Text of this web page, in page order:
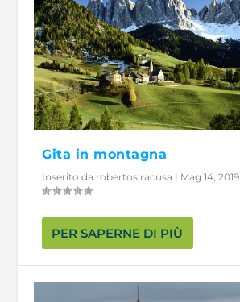
Gita in montagna
Inserito da robertosiracusa | Mag 14, 2019
PER SAPERNE DI PIÙ